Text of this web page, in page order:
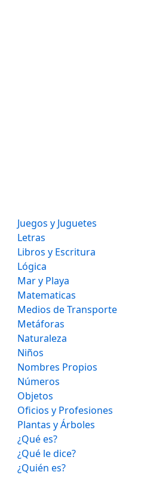
Juegos y Juguetes
Letras
Libros y Escritura
Lógica
Mar y Playa
Matematicas
Medios de Transporte
Metáforas
Naturaleza
Niños
Nombres Propios
Números
Objetos
Oficios y Profesiones
Plantas y Árboles
¿Qué es?
¿Qué le dice?
¿Quién es?